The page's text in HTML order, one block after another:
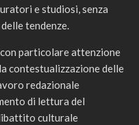
e studiosi, senza
tendenze.
particolare attenzione
contestualizzazione delle
redazionale
di lettura del
culturale